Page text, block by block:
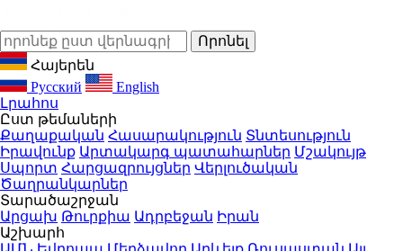
Հայերեն
Русский
English
Լրահոս
Ըստ թեմաների
Քաղաքական Հասարակություն Տնտեսություն
Իրավունք Արտակարգ պատահարներ Մշակույթ
Սպորտ Հարցազրույցներ Վերլուծական
Ծաղրանկարներ
Տարածաշրջան
Արցախ Թուրքիա Ադրբեջան Իրան
Աշխարհ